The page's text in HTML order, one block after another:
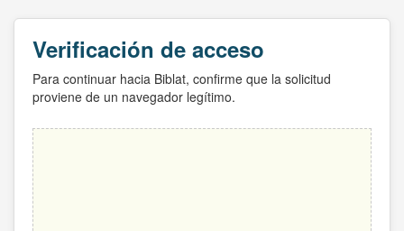
Verificación de acceso
Para continuar hacia Biblat, confirme que la solicitud
proviene de un navegador legítimo.